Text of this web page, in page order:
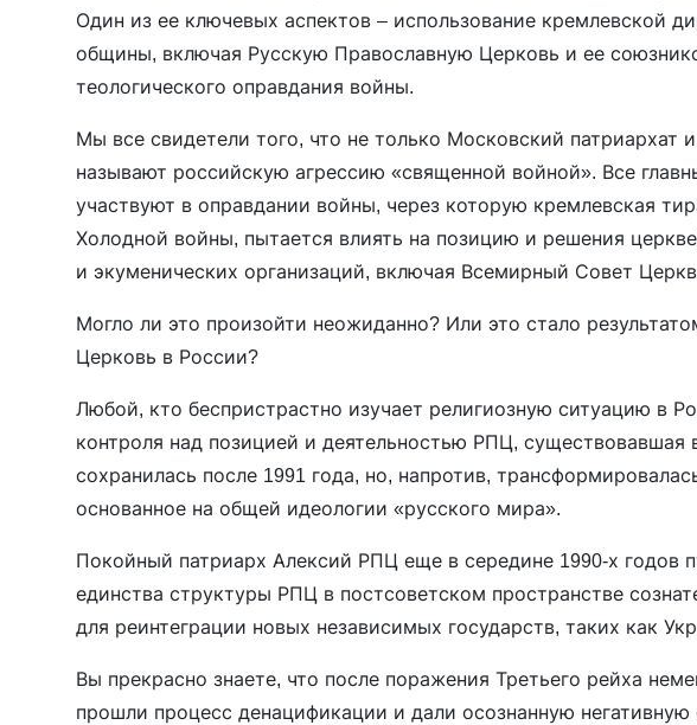
Один из ее ключевых аспектов – использование кремлевской
общины, включая Русскую Православную Церковь и ее
теологического оправдания войны.
Мы все свидетели того, что не только Московский патриархат
называют российскую агрессию «священной войной». Все
участвуют в оправдании войны, через которую кремлевская
Холодной войны, пытается влиять на позицию и решения
и экуменических организаций, включая Всемирный Совет
Могло ли это произойти неожиданно? Или это стало
Церковь в России?
Любой, кто беспристрастно изучает религиозную ситуацию в
контроля над позицией и деятельностью РПЦ,
сохранилась после 1991 года, но, напротив,
основанное на общей идеологии «русского мира».
Покойный патриарх Алексий РПЦ еще в середине 1990-х годов
единства структуры РПЦ в постсоветском пространстве
для реинтеграции новых независимых государств, таких как
Вы прекрасно знаете, что после поражения Третьего рейха
прошли процесс денацификации и дали осознанную